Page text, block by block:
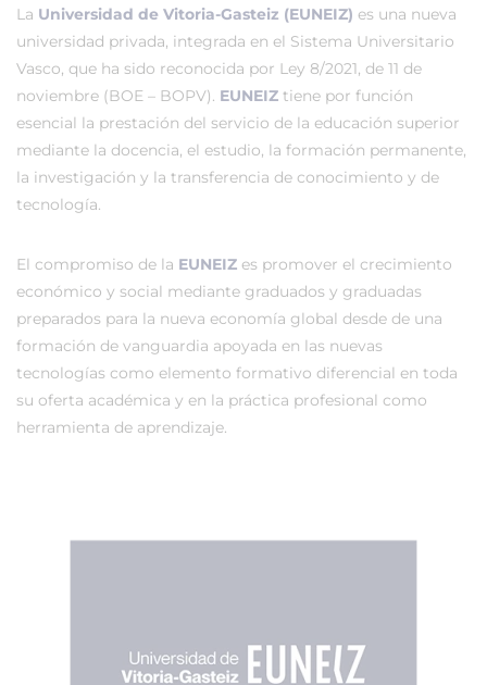
La Universidad de Vitoria-Gasteiz (EUNEIZ) es una nueva
universidad privada, integrada en el Sistema Universitario
Vasco, que ha sido reconocida por Ley 8/2021, de 11 de
noviembre (BOE – BOPV). EUNEIZ tiene por función
esencial la prestación del servicio de la educación superior
mediante la docencia, el estudio, la formación permanente,
la investigación y la transferencia de conocimiento y de
tecnología.
El compromiso de la EUNEIZ es promover el crecimiento
económico y social mediante graduados y graduadas
preparados para la nueva economía global desde de una
formación de vanguardia apoyada en las nuevas
tecnologías como elemento formativo diferencial en toda
su oferta académica y en la práctica profesional como
herramienta de aprendizaje.